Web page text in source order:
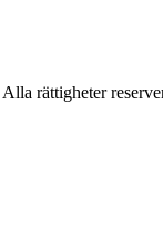
rättigheter